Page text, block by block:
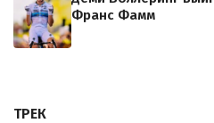
Франс Фамм
ТРЕК